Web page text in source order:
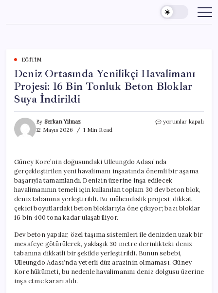
content
EĞITIM
Deniz Ortasında Yenilikçi Havalimanı
Projesi: 16 Bin Tonluk Beton Bloklar
Suya İndirildi
By Serkan Yılmaz
12 Mayıs 2026
1 Min Read
Deniz
16
Bin
Tonluk
Beton
Bloklar
Suya
İndirildi
yorumlar kapalı
Güney Kore’nin doğusundaki Ulleungdo Adası’nda
gerçekleştirilen yeni havalimanı inşaatında önemli bir aşama
başarıyla tamamlandı. Denizin üzerine inşa edilecek
havalimanının temeli için kullanılan toplam 30 dev beton blok,
deniz tabanına yerleştirildi. Bu mühendislik projesi, dikkat
çekici boyutlardaki beton bloklarıyla öne çıkıyor; bazı bloklar
16 bin 400 tona kadar ulaşabiliyor.
Dev beton yapılar, özel taşıma sistemleri ile denizden uzak bir
mesafeye götürülerek, yaklaşık 30 metre derinlikteki deniz
tabanına dikkatli bir şekilde yerleştirildi. Bunun sebebi,
Ulleungdo Adası’nda yeterli düz arazinin olmaması. Güney
Kore hükümeti, bu nedenle havalimanını deniz dolgusu üzerine
inşa etme kararı aldı.